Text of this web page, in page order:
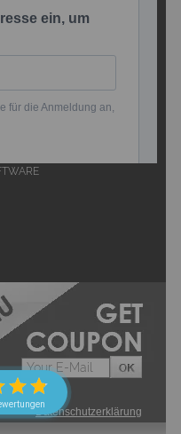
->Datenschutzerklärung